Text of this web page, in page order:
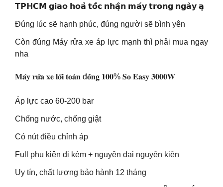
𝗧𝗣𝗛𝗖𝗠 𝗴𝗶𝗮𝗼 𝗵𝗼𝗮̉ 𝘁𝗼̂́𝗰 𝗻𝗵𝗮̣̂𝗻 𝗺𝗮́𝘆 𝘁𝗿𝗼𝗻𝗴 𝗻𝗴𝗮̀𝘆 𝗮̣
Đúng lúc sẽ hạnh phúc, đúng người sẽ bình yên
Còn đúng Máy rửa xe áp lực mạnh thì phải mua ngay
nha
𝐌𝐚́𝐲 𝐫𝐮̛̉𝐚 𝐱𝐞 𝐥𝐨̃𝐢 𝐭𝐨𝐚̀𝐧 đ𝐨̂̀𝐧𝐠 𝟏𝟎𝟎% 𝐒𝐨 𝐄𝐚𝐬𝐲 𝟑𝟎𝟎𝟎𝐖
Áp lực cao 60-200 bar
Chống nước, chống giật
Có nút điều chỉnh áp
Full phụ kiện đi kèm + nguyên đai nguyên kiện
Uy tín, chất lượng bảo hành 12 tháng